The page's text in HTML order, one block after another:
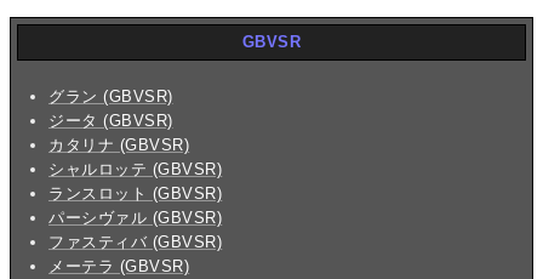
GBVSR
グラン (GBVSR)
ジータ (GBVSR)
カタリナ (GBVSR)
シャルロッテ (GBVSR)
ランスロット (GBVSR)
パーシヴァル (GBVSR)
ファスティバ (GBVSR)
メーテラ (GBVSR)